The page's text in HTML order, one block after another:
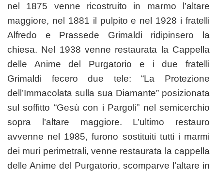
nel 1875 venne ricostruito in marmo l’altare
maggiore, nel 1881 il pulpito e nel 1928 i fratelli
Alfredo e Prassede Grimaldi ridipinsero la
chiesa. Nel 1938 venne restaurata la Cappella
delle Anime del Purgatorio e i due fratelli
Grimaldi fecero due tele: “La Protezione
dell’Immacolata sulla sua Diamante” posizionata
sul soffitto “Gesù con i Pargoli” nel semicerchio
sopra l’altare maggiore. L’ultimo restauro
avvenne nel 1985, furono sostituiti tutti i marmi
dei muri perimetrali, venne restaurata la cappella
delle Anime del Purgatorio, scomparve l’altare in